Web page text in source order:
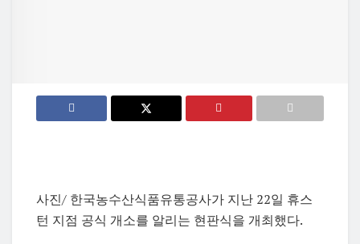
사진/ 한국농수산식품유통공사가 지난 22일 휴스
턴 지점 공식 개소를 알리는 현판식을 개최했다.